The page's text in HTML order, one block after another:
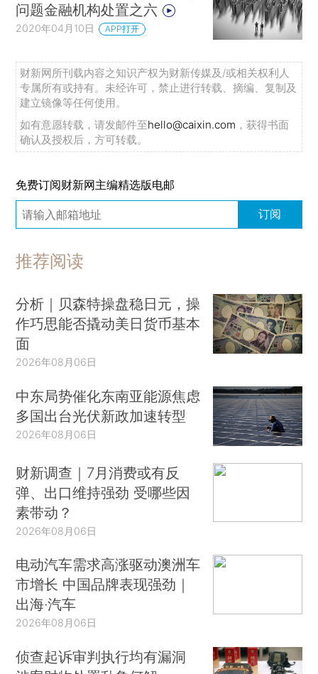
问题金融机构处置之六
2020年04月10日 APP打开
财新网所刊载内容之知识产权为财新传媒及/或相关权利人
专属所有或持有。未经许可，禁止进行转载、摘编、复制及
建立镜像等任何使用。
如有意愿转载，请发邮件至hello@caixin.com ，获得书面
确认及授权后，方可转载。
免费订阅财新网主编精选版电邮
订阅
推荐阅读
分析｜贝森特操盘稳日元，操
作巧思能否撬动美日货币基本
面
2026年08月06日
中东局势催化东南亚能源焦虑
多国出台光伏新政加速转型
2026年08月06日
财新调查｜7月消费或有反
弹、出口维持强劲 受哪些因
素带动？
2026年08月06日
电动汽车需求高涨驱动澳洲车
市增长 中国品牌表现强劲｜
出海·汽车
2026年08月06日
侦查起诉审判执行均有漏洞